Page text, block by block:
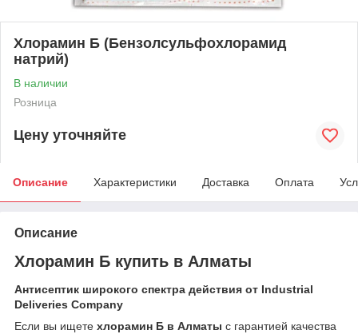
Хлорамин Б (Бензолсульфохлорамид
натрий)
В наличии
Розница
Цену уточняйте
Описание Характеристики Доставка Оплата
Описание
Хлорамин Б купить в Алматы
Антисептик широкого спектра действия от Industrial
Deliveries Company
Если вы ищете хлорамин Б в Алматы с гарантией качества